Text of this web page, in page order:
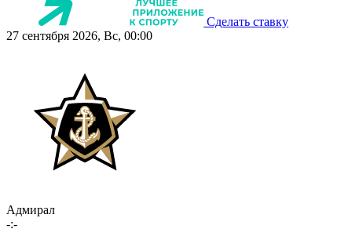
Сделать ставку
27 сентября 2026, Вс, 00:00
Адмирал
-:-